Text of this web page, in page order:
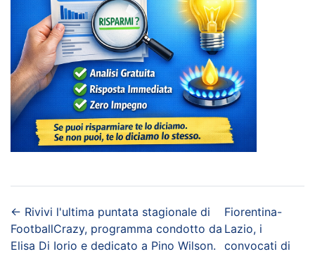
← Rivivi l'ultima puntata stagionale di
FootballCrazy, programma condotto da
Elisa Di Iorio e dedicato a Pino Wilson.
Fiorentina-
Lazio, i
convocati di